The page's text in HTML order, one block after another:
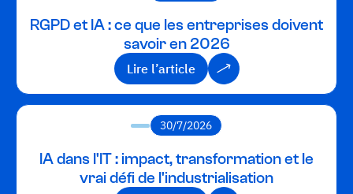
RGPD et IA : ce que les entreprises doivent
savoir en 2026
Lire l’article
Lire l’article
30/7/2026
IA dans l'IT : impact, transformation et le
vrai défi de l'industrialisation